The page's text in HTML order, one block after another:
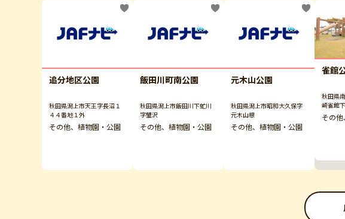
追分地区公園
秋田県潟上市天王字長沼１
４４番地１外
その他、植物園・公園
飯田川町南公園
秋田県潟上市飯田川下虻川
字蟹沢
その他、植物園・公園
元木山公園
秋田県潟上市昭和大久保字
元木山根
その他、植物園・公園
雀館
秋田県
崎雀館
その